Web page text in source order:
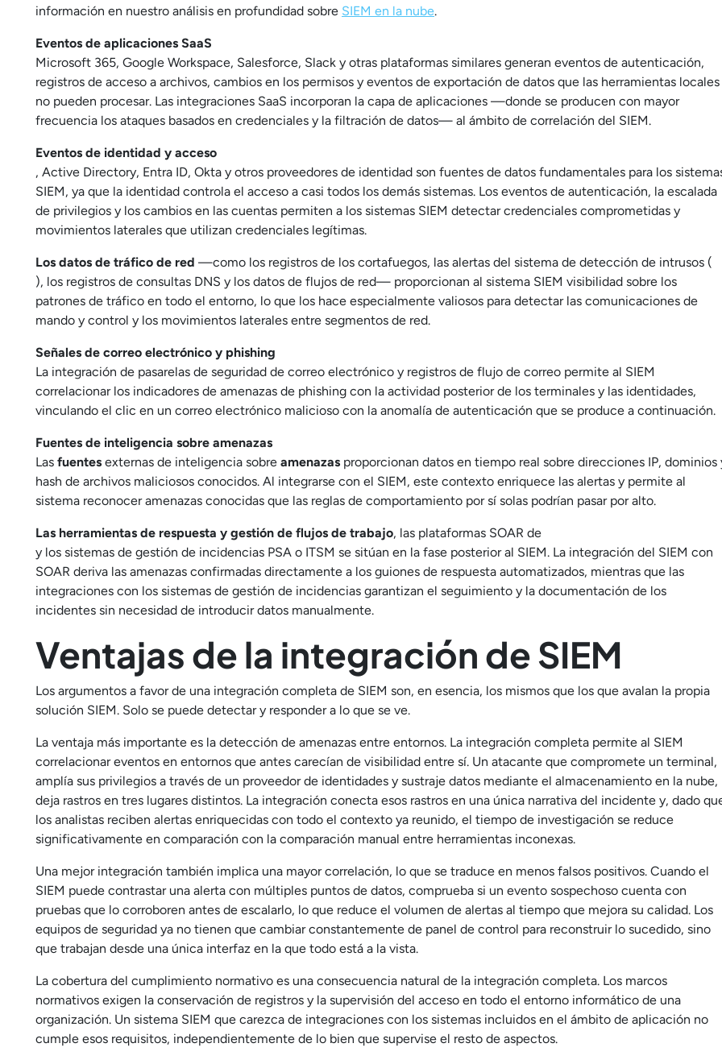
información en nuestro análisis en profundidad sobre SIEM en la nube.
Eventos de aplicaciones SaaS
Microsoft 365, Google Workspace, Salesforce, Slack y otras plataformas similares generan eventos de autenticación,
registros de acceso a archivos, cambios en los permisos y eventos de exportación de datos que las herramientas locales
no pueden procesar. Las integraciones SaaS incorporan la capa de aplicaciones —donde se producen con mayor
frecuencia los ataques basados en credenciales y la filtración de datos— al ámbito de correlación del SIEM.
Eventos de identidad y acceso
, Active Directory, Entra ID, Okta y otros proveedores de identidad son fuentes de datos fundamentales para los
SIEM, ya que la identidad controla el acceso a casi todos los demás sistemas. Los eventos de autenticación, la escalada
de privilegios y los cambios en las cuentas permiten a los sistemas SIEM detectar credenciales comprometidas y
movimientos laterales que utilizan credenciales legítimas.
Los datos de tráfico de red —como los registros de los cortafuegos, las alertas del sistema de detección de intrusos (
), los registros de consultas DNS y los datos de flujos de red— proporcionan al sistema SIEM visibilidad sobre los
patrones de tráfico en todo el entorno, lo que los hace especialmente valiosos para detectar las comunicaciones de
mando y control y los movimientos laterales entre segmentos de red.
Señales de correo electrónico y phishing
La integración de pasarelas de seguridad de correo electrónico y registros de flujo de correo permite al SIEM
correlacionar los indicadores de amenazas de phishing con la actividad posterior de los terminales y las identidades,
vinculando el clic en un correo electrónico malicioso con la anomalía de autenticación que se produce a continuación.
Fuentes de inteligencia sobre amenazas
Las fuentes externas de inteligencia sobre amenazas proporcionan datos en tiempo real sobre direcciones IP, dominios
hash de archivos maliciosos conocidos. Al integrarse con el SIEM, este contexto enriquece las alertas y permite al
sistema reconocer amenazas conocidas que las reglas de comportamiento por sí solas podrían pasar por alto.
Las herramientas de respuesta y gestión de flujos de trabajo, las plataformas SOAR de
y los sistemas de gestión de incidencias PSA o ITSM se sitúan en la fase posterior al SIEM. La integración del SIEM con
SOAR deriva las amenazas confirmadas directamente a los guiones de respuesta automatizados, mientras que las
integraciones con los sistemas de gestión de incidencias garantizan el seguimiento y la documentación de los
incidentes sin necesidad de introducir datos manualmente.
Ventajas de la integración de SIEM
Los argumentos a favor de una integración completa de SIEM son, en esencia, los mismos que los que avalan la propia
solución SIEM. Solo se puede detectar y responder a lo que se ve.
La ventaja más importante es la detección de amenazas entre entornos. La integración completa permite al SIEM
correlacionar eventos en entornos que antes carecían de visibilidad entre sí. Un atacante que compromete un terminal,
amplía sus privilegios a través de un proveedor de identidades y sustraje datos mediante el almacenamiento en la nube,
deja rastros en tres lugares distintos. La integración conecta esos rastros en una única narrativa del incidente y, dado
los analistas reciben alertas enriquecidas con todo el contexto ya reunido, el tiempo de investigación se reduce
significativamente en comparación con la comparación manual entre herramientas inconexas.
Una mejor integración también implica una mayor correlación, lo que se traduce en menos falsos positivos. Cuando el
SIEM puede contrastar una alerta con múltiples puntos de datos, comprueba si un evento sospechoso cuenta con
pruebas que lo corroboren antes de escalarlo, lo que reduce el volumen de alertas al tiempo que mejora su calidad. Los
equipos de seguridad ya no tienen que cambiar constantemente de panel de control para reconstruir lo sucedido, sino
que trabajan desde una única interfaz en la que todo está a la vista.
La cobertura del cumplimiento normativo es una consecuencia natural de la integración completa. Los marcos
normativos exigen la conservación de registros y la supervisión del acceso en todo el entorno informático de una
organización. Un sistema SIEM que carezca de integraciones con los sistemas incluidos en el ámbito de aplicación no
cumple esos requisitos, independientemente de lo bien que supervise el resto de aspectos.